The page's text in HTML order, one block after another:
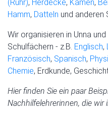
(Ruhr), Herdecke, Kamen,
Hamm, Datteln und anderen
Wir organisieren in Unna
Schulfächern - z.B. Englisch,
Französisch, Spanisch,
Chemie, Erdkunde,
Hier finden Sie ein paar
Nachhilfelehrerinnen, die wir